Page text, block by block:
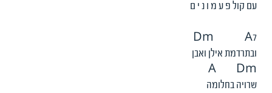
עם קול פ ע מ ו נ י ם
Dm A7
ובתרדמת אילן ואבן
A Dm
שרויה בחלומה